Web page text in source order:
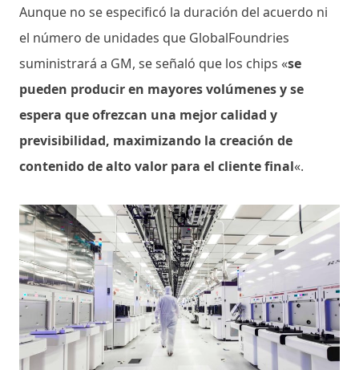
Aunque no se especificó la duración del acuerdo ni
el número de unidades que GlobalFoundries
suministrará a GM, se señaló que los chips «se
pueden producir en mayores volúmenes y se
espera que ofrezcan una mejor calidad y
previsibilidad, maximizando la creación de
contenido de alto valor para el cliente final«.